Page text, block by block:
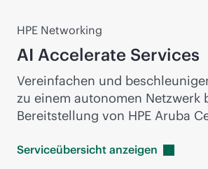
HPE Networking
AI Accelerate Services
Vereinfachen und
zu einem autonomen Netzwerk
Bereitstellung von HPE Aruba
Serviceübersicht anzeigen